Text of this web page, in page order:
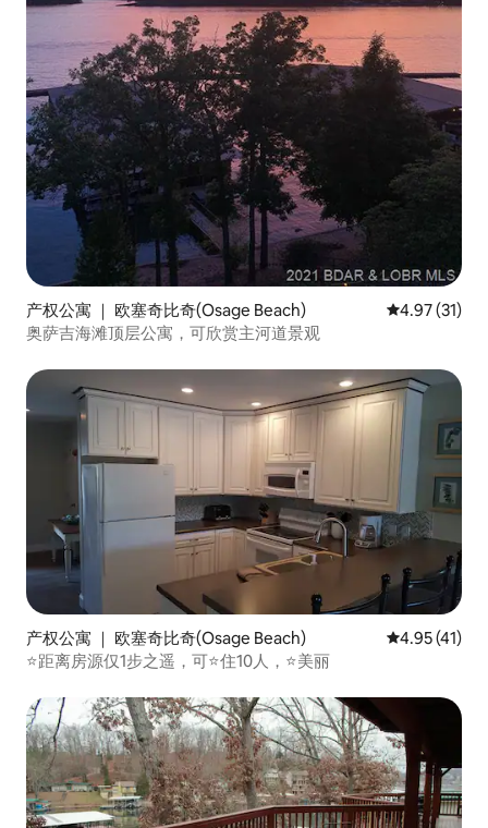
产权公寓 ｜ 欧塞奇比奇(Osage Beach) 平均评分
4.97 (31)
奥萨吉海滩顶层公寓，可欣赏主河道景观
产权公寓 ｜ 欧塞奇比奇(Osage Beach) 平均评分
4.95 (41)
⭐️距离房源仅1步之遥，可⭐️住10人，⭐️美丽